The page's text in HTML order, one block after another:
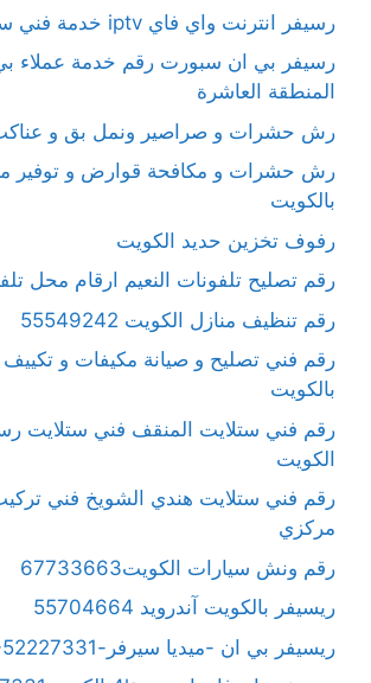
رسيفر انترنت واي فاي iptv خدمة فني ستلايت المنقف
رسيفر بي ان سبورت رقم خدمة عملاء
المنطقة العاشرة
رش حشرات و صراصير ونمل بق و
رش حشرات و مكافحة قوارض و توفير
بالكويت
رفوف تخزين حديد الكويت
رقم تصليح تلفونات النعيم ارقام محل
رقم تنظيف منازل الكويت 55549242
رقم فني تصليح و صيانة مكيفات و
بالكويت
رقم فني ستلايت المنقف فني ستلايت
الكويت
رقم فني ستلايت هندي الشويخ فني
مركزي
رقم ونش سيارات الكويت67733663
ريسيفر بالكويت آندرويد 55704664
ريسيفر بي ان -ميديا سيرفر-4K-52227331